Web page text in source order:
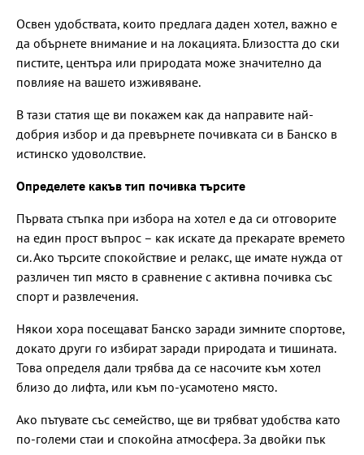
Освен удобствата, които предлага даден хотел, важно е
да обърнете внимание и на локацията. Близостта до ски
пистите, центъра или природата може значително да
повлияе на вашето изживяване.
В тази статия ще ви покажем как да направите най-
добрия избор и да превърнете почивката си в Банско в
истинско удоволствие.
Определете какъв тип почивка търсите
Първата стъпка при избора на хотел е да си отговорите
на един прост въпрос – как искате да прекарате времето
си. Ако търсите спокойствие и релакс, ще имате нужда от
различен тип място в сравнение с активна почивка със
спорт и развлечения.
Някои хора посещават Банско заради зимните спортове,
докато други го избират заради природата и тишината.
Това определя дали трябва да се насочите към хотел
близо до лифта, или към по-усамотено място.
Ако пътувате със семейство, ще ви трябват удобства като
по-големи стаи и спокойна атмосфера. За двойки пък